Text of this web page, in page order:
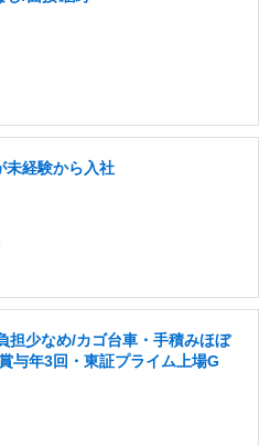
未経験から入社
担少なめ/カゴ台車・手積みほぼ
与年3回・東証プライム上場G